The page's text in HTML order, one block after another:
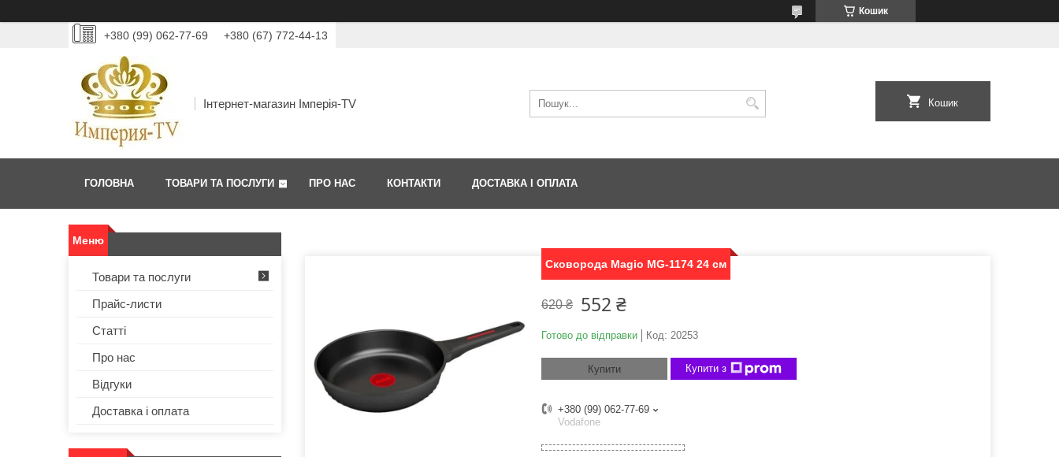
Кошик
+380 (99) 062-77-69 +380 (67) 772-44-13
Інтернет-магазин Імперія-TV Кошик
ГОЛОВНА ТОВАРИ ТА ПОСЛУГИ ПРО НАС КОНТАКТИ ДОСТАВКА І ОПЛАТА
Сковорода Magio MG-1174 24 см
620 ₴ 552 ₴
Готово до відправки Код: 20253
Купити Купити з
+380 (99) 062-77-69
Vodafone
Товари та послуги
Прайс-листи
Статті
Про нас
Відгуки
Доставка і оплата